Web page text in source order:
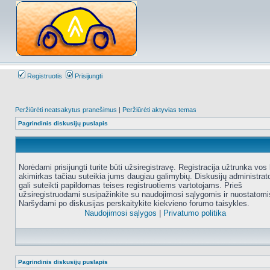
Registruotis Prisijungti
Peržiūrėti neatsakytus pranešimus | Peržiūrėti aktyvias temas
Pagrindinis diskusijų puslapis
Norėdami prisijungti turite būti užsiregistravę. Registracija užtrunka vos
akimirkas tačiau suteikia jums daugiau galimybių. Diskusijų
gali suteikti papildomas teises registruotiems vartotojams. Prieš
užsiregistruodami susipažinkite su naudojimosi sąlygomis ir
Naršydami po diskusijas perskaitykite kiekvieno forumo taisykles.
Naudojimosi sąlygos
Privatumo politika
Pagrindinis diskusijų puslapis